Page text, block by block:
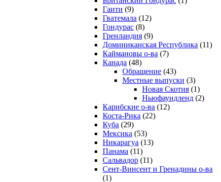
Гаити (9)
Гватемала (12)
Гондурас (8)
Гренландия (9)
Доминиканская Республика (11)
Каймановы о-ва (7)
Канада (48)
Обращение (43)
Местные выпуски (3)
Новая Скотия (1)
Ньюфаундленд (2)
Карибские о-ва (12)
Коста-Рика (22)
Куба (29)
Мексика (53)
Никарагуа (13)
Панама (11)
Сальвадор (11)
Сент-Винсент и Гренадины о-ва
(1)